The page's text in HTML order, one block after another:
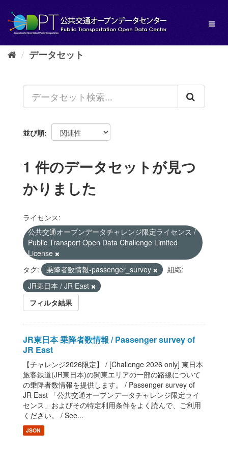
し
データセット
並び順
1 件のデータセットが見つ
かりました
ライセンス:
公共交通オープンデータチャレンジ限定ライセンス /
Public Transport Open Data Challenge Limited
License
タグ:
乗降者数情報-passenger_survey
組織:
JR東日本 / JR East
フィルタ結果
JR東日本 乗降者数情報 / Passenger survey of
JR East
【チャレンジ2026限定】 / [Challenge 2026 only] 東日本
旅客鉄道(JR東日本)の関東エリアの一部の路線について
の乗降者数情報を提供します。 / Passenger survey of
JR East 「公共交通オープンデータチャレンジ限定ライ
センス」およびその特定利用条件をよく読んで、ご利用
ください。 / See...
JSON